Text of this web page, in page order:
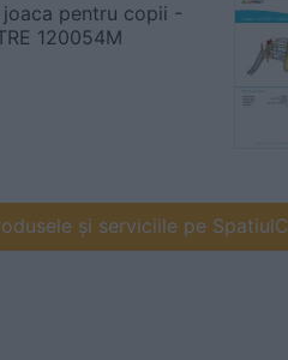
pentru copii -
120054M
și serviciile pe